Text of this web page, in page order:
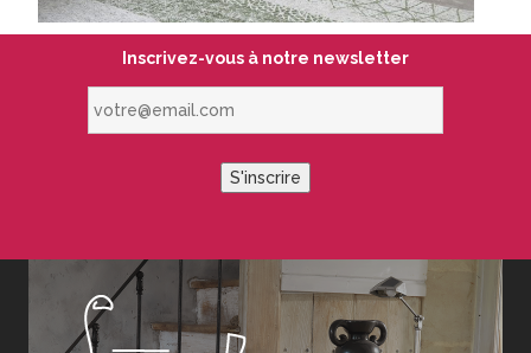
Inscrivez-vous à notre newsletter
S'inscrire